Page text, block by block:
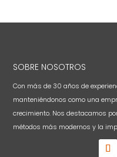
SOBRE NOSOTROS
Con más de 30 años de
manteniéndonos como una
crecimiento. Nos destacamos
métodos más modernos y la